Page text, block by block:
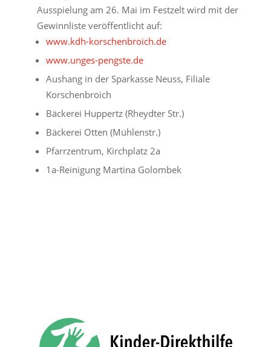
Ausspielung am 26. Mai im Festzelt wird mit der
Gewinnliste veröffentlicht auf:
www.kdh-korschenbroich.de
www.unges-pengste.de
Aushang in der Sparkasse Neuss, Filiale
Korschenbroich
Bäckerei Huppertz (Rheydter Str.)
Bäckerei Otten (Mühlenstr.)
Pfarrzentrum, Kirchplatz 2a
1a-Reinigung Martina Golombek